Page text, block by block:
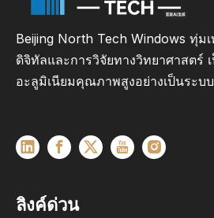
Beijing North Tech Windows ทุ่ม
ดิจิทัลและการวิจัยทางวิทยาศาสตร์
อะลูมิเนียมคุณภาพสูงอย่างเป็นระบบ
ลิงค์ด่วน